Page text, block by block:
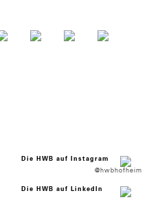
Die HWB auf Instagram
@hwbhofheim
Die HWB auf LinkedIn